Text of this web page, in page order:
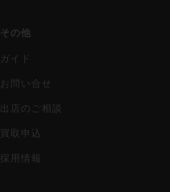
その他
ガイド
お問い合せ
出店のご相談
買取申込
採用情報